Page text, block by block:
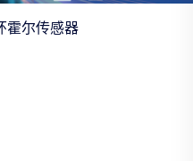
霍尔传感器